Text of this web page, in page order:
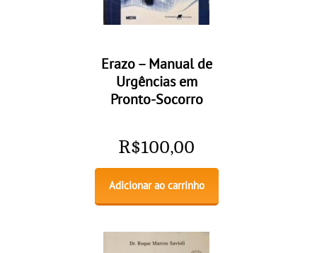
Erazo – Manual de
Urgências em
Pronto-Socorro
R$100,00
Adicionar ao carrinho